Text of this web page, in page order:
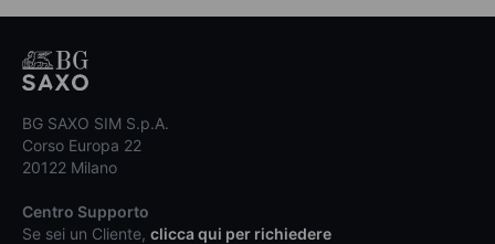
BG SAXO SIM S.p.A.
Corso Europa 22
20122 Milano
Centro Supporto
Se sei un Cliente, clicca qui per richiedere